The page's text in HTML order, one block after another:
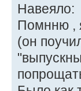
Навеяло:
Помнню ,
(он